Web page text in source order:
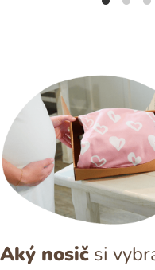
Aký nosič si